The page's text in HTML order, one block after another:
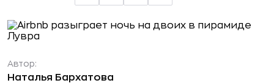
Автор:
Наталья Бархатова